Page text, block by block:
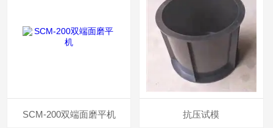
SCM-200双端面磨平机 抗压试模